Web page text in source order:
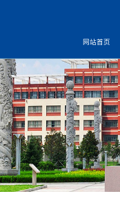
网站首页